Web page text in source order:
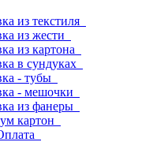
из текстиля
из жести
из картона
в сундуках
- тубы
- мешочки
из фанеры
картон